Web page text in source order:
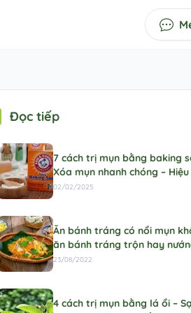
Đọc tiếp
7 cách trị mụn bằng baking
Xóa mụn nhanh chóng –
02/02/2025
Ăn bánh tráng có nổi mụn
ăn bánh tráng trộn hay
23/08/2022
4 cách trị mụn bằng lá ổi –